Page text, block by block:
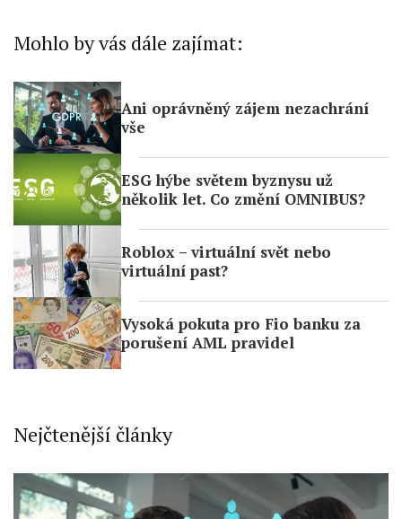
Mohlo by vás dále zajímat:
Ani oprávněný zájem nezachrání
vše
ESG hýbe světem byznysu už
několik let. Co změní OMNIBUS?
Roblox – virtuální svět nebo
virtuální past?
Vysoká pokuta pro Fio banku za
porušení AML pravidel
Nejčtenější články
Use precise geolocation data
actively requested
Non-IAB processing purposes:
Necessary
Performance
Functional
Advertising